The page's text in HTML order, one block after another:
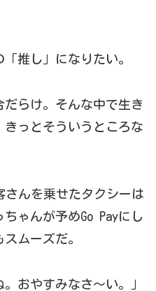
推し」になりたい。
らけ。そんな中で生き
っとそういうところな
んを乗せたタクシーは
ゃんが予めGo Payにし
ムーズだ。
おやすみなさ～い。」